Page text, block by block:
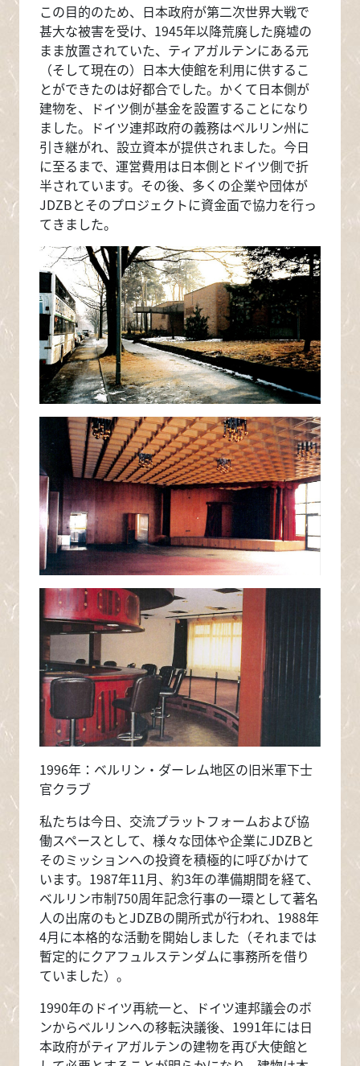
この目的のため、日本政府が第二次世界大戦で
甚大な被害を受け、1945年以降荒廃した廃墟の
まま放置されていた、ティアガルテンにある元
（そして現在の）日本大使館を利用に供するこ
とができたのは好都合でした。かくて日本側が
建物を、ドイツ側が基金を設置することになり
ました。ドイツ連邦政府の義務はベルリン州に
引き継がれ、設立資本が提供されました。今日
に至るまで、運営費用は日本側とドイツ側で折
半されています。その後、多くの企業や団体が
JDZBとそのプロジェクトに資金面で協力を行っ
てきました。
画像
画像
画像
1996年：ベルリン・ダーレム地区の旧米軍下士
官クラブ
私たちは今日、交流プラットフォームおよび協
働スペースとして、様々な団体や企業にJDZBと
そのミッションへの投資を積極的に呼びかけて
います。1987年11月、約3年の準備期間を経て、
ベルリン市制750周年記念行事の一環として著名
人の出席のもとJDZBの開所式が行われ、1988年
4月に本格的な活動を開始しました（それまでは
暫定的にクアフュルステンダムに事務所を借り
ていました）。
1990年のドイツ再統一と、ドイツ連邦議会のボ
ンからベルリンへの移転決議後、1991年には日
本政府がティアガルテンの建物を再び大使館と